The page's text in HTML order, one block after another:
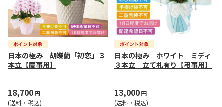
日本の極み 胡蝶蘭「初恋」３
本立【慶事用】
18,700円
(送料・税込)
日本の極み ホワイト ミディ
３本立 立て札有り【弔事用】
13,000円
(送料・税込)